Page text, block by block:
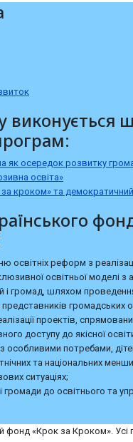
виконується
як осередок розвитку
освіта»
кроком» та
освітніх реформ з
освітньої моделі з
і громад, шляхом
представників громадських
проектів,
доступу до якісної
з особливими потребами,
та національних
ситуаціях;
громади до освітнього та
фонд «Крок за Кроком». Усі